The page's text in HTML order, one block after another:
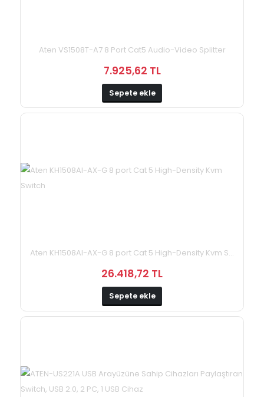
Aten VS1508T-A7 8 Port Cat5 Audio-Video Splitter
7.925,62 TL
Sepete ekle
Aten KH1508AI-AX-G 8 port Cat 5 High-Density Kvm S...
26.418,72 TL
Sepete ekle